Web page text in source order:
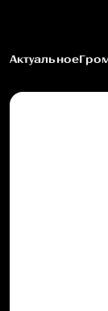
Актуальное